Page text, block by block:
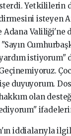
Yetkililerin
isteyen
Adana Valiliği'ne
"Sayın
istiyorum"
duyuyorum.
olan
iddialarıyla